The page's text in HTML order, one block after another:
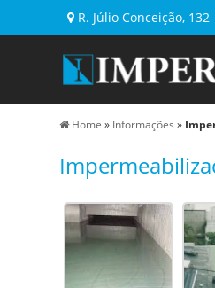
R. Júlio Conceição, 132
Home » Informações»